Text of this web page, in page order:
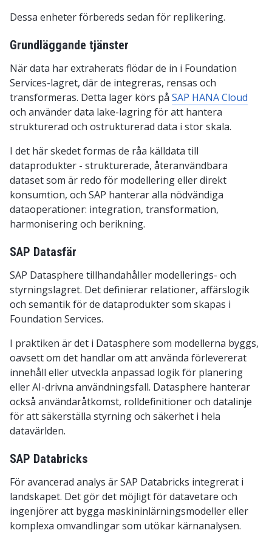
Dessa enheter förbereds sedan för replikering.
Grundläggande tjänster
När data har extraherats flödar de in i Foundation
Services-lagret, där de integreras, rensas och
transformeras. Detta lager körs på SAP HANA Cloud
och använder data lake-lagring för att hantera
strukturerad och ostrukturerad data i stor skala.
I det här skedet formas de råa källdata till
dataprodukter - strukturerade, återanvändbara
dataset som är redo för modellering eller direkt
konsumtion, och SAP hanterar alla nödvändiga
dataoperationer: integration, transformation,
harmonisering och berikning.
SAP Datasfär
SAP Datasphere tillhandahåller modellerings- och
styrningslagret. Det definierar relationer, affärslogik
och semantik för de dataprodukter som skapas i
Foundation Services.
I praktiken är det i Datasphere som modellerna byggs,
oavsett om det handlar om att använda förlevererat
innehåll eller utveckla anpassad logik för planering
eller AI-drivna användningsfall. Datasphere hanterar
också användaråtkomst, rolldefinitioner och datalinje
för att säkerställa styrning och säkerhet i hela
datavärlden.
SAP Databricks
För avancerad analys är SAP Databricks integrerat i
landskapet. Det gör det möjligt för datavetare och
ingenjörer att bygga maskininlärningsmodeller eller
komplexa omvandlingar som utökar kärnanalysen.